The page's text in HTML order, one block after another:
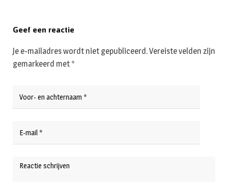
Geef een reactie
Je e-mailadres wordt niet gepubliceerd.Vereiste velden zijn
gemarkeerd met *